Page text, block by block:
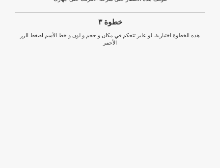
خطوة ٣
هذه الخطوة اختيارية. لو عايز تتحكم في مكان و حجم و لون و خط الأسم اضغط الزر
الأحمر